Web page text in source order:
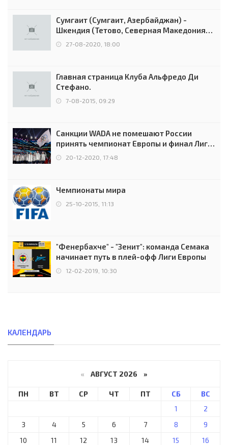
Сумгаит (Сумгаит, Азербайджан) -
Шкендия (Тетово, Северная Македония) -
0:2 (0:0)
27-08-2020, 18:00
Главная страница Клуба Альфредо Ди
Стефано.
7-08-2015, 09:29
Санкции WADA не помешают России
принять чемпионат Европы и финал Лиги
чемпионов.
20-12-2020, 17:48
Чемпионаты мира
25-10-2015, 11:13
"Фенербахче" - "Зенит": команда Семака
начинает путь в плей-офф Лиги Европы
12-02-2019, 10:30
КАЛЕНДАРЬ
« АВГУСТ 2026 »
ПН ВТ СР ЧТ ПТ СБ
ВС
1
2
3
4 5 6 7 8
9
10
11 12 13 14 15
16